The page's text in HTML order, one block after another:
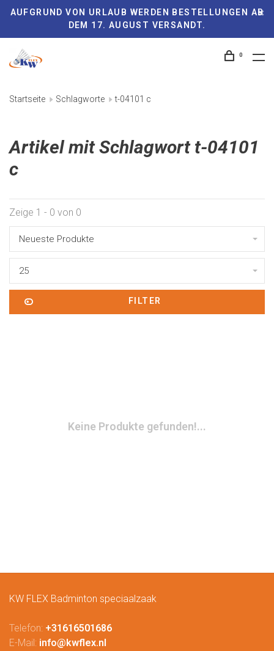
AUFGRUND VON URLAUB WERDEN BESTELLUNGEN AB
DEM 17. AUGUST VERSANDT.
0
Startseite Schlagworte t-04101 c
Artikel mit Schlagwort t-04101
c
Zeige 1 - 0 von 0
Neueste Produkte
25
FILTER
Keine Produkte gefunden!...
KW FLEX Badminton speciaalzaak
Telefon: +31616501686
E-Mail: info@kwflex.nl